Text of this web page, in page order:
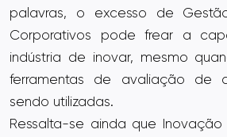
palavras, o excesso de
Corporativos pode frear a
indústria de inovar, mesmo
ferramentas de avaliação de
sendo utilizadas.
Ressalta-se ainda que Inovação